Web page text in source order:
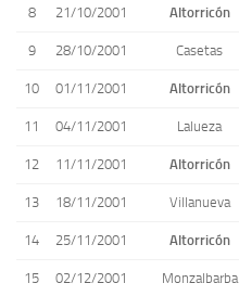
8 21/10/2001 Altorricón
9 28/10/2001 Casetas
10 01/11/2001 Altorricón
11 04/11/2001 Lalueza
12 11/11/2001 Altorricón
13 18/11/2001 Villanueva
14 25/11/2001 Altorricón
15 02/12/2001 Monzalbarba